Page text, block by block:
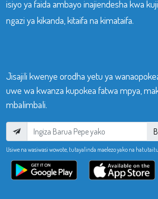
isiyo ya faida ambayo inajiendesha kwa
ngazi ya kikanda, kitaifa na kimataifa.
Jisajili kwenye orodha yetu ya
uwe wa kwanza kupokea fatwa mpya,
mbalimbali.
Usiwe na wasiwasi wowote, tutayalinda maelezo yako na